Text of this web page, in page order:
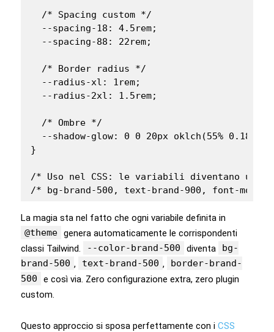
  /* Spacing custom */
  --spacing-18: 4.5rem;
  --spacing-88: 22rem;
  /* Border radius */
  --radius-xl: 1rem;
  --radius-2xl: 1.5rem;
  /* Ombre */
--shadow-glow: 0 0 20px oklch(55% 0.18
}
/* Uso nel CSS: le variabili diventano
/* bg-brand-500, text-brand-900, font-mono,
La magia sta nel fatto che ogni variabile definita in
@theme genera automaticamente le corrispondenti
classi Tailwind.
--color-brand-500 diventa
bg-
brand-500 , text-brand-500 ,
border-brand-
500
e così via. Zero configurazione extra, zero plugin
custom.
Questo approccio si sposa perfettamente con i CSS